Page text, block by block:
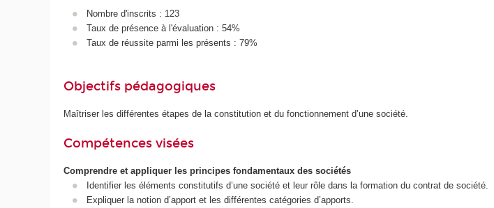
Nombre d'inscrits : 123
Taux de présence à l'évaluation : 54%
Taux de réussite parmi les présents : 79%
Objectifs pédagogiques
Maîtriser les différentes étapes de la constitution et du fonctionnement d’une société.
Compétences visées
Comprendre et appliquer les principes fondamentaux des sociétés
Identifier les éléments constitutifs d’une société et leur rôle dans la formation du contrat de société.
Expliquer la notion d’apport et les différentes catégories d’apports.